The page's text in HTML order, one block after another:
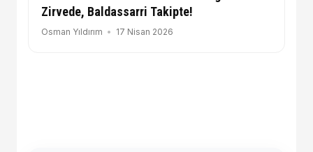
Zirvede, Baldassarri Takipte!
Osman Yıldırım 17 Nisan 2026